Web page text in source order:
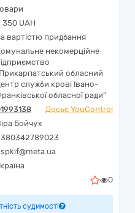
350 UAH
вартістю придбання
некомерційне
обласний
служби крові Івано-
обласної ради"
Досьє YouControl
Бойчук
0
судимості